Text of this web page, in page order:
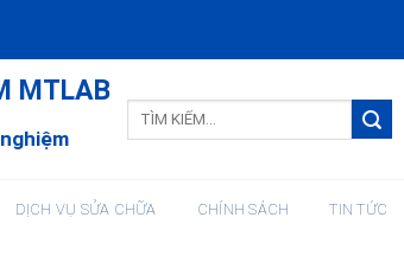
MTLAB
Tìm
DỊCH VỤ SỬA CHỮA CHÍNH SÁCH TIN TỨC